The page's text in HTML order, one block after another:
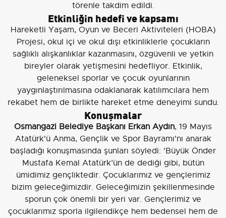
törenle takdim edildi.
Etkinliğin hedefi ve kapsamı
Hareketli Yaşam, Oyun ve Beceri Aktiviteleri (HOBA)
Projesi, okul içi ve okul dışı etkinliklerle çocukların
sağlıklı alışkanlıklar kazanmasını, özgüvenli ve yetkin
bireyler olarak yetişmesini hedefliyor. Etkinlik,
geleneksel sporlar ve çocuk oyunlarının
yaygınlaştırılmasına odaklanarak katılımcılara hem
rekabet hem de birlikte hareket etme deneyimi sundu.
Konuşmalar
Osmangazi Belediye Başkanı Erkan Aydın, 19 Mayıs
Atatürk'ü Anma, Gençlik ve Spor Bayramı'nı anarak
başladığı konuşmasında şunları söyledi: 'Büyük Önder
Mustafa Kemal Atatürk’ün de dediği gibi, bütün
ümidimiz gençliktedir. Çocuklarımız ve gençlerimiz
bizim geleceğimizdir. Geleceğimizin şekillenmesinde
sporun çok önemli bir yeri var. Gençlerimiz ve
çocuklarımız sporla ilgilendikçe hem bedensel hem de